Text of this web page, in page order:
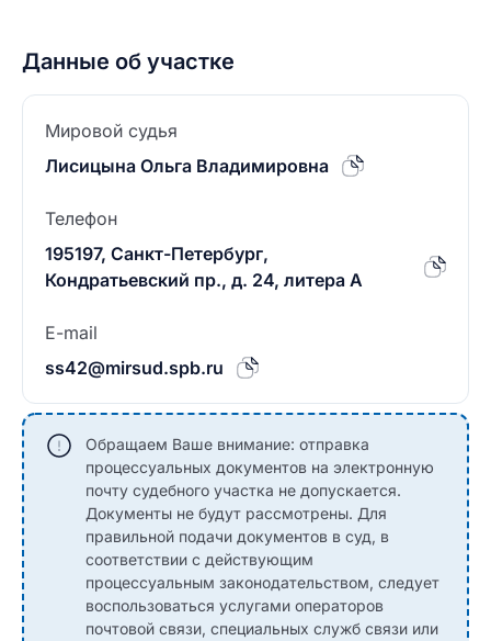
Данные об участке
Мировой судья
Лисицына Ольга Владимировна
Телефон
195197, Санкт-Петербург,
Кондратьевский пр., д. 24, литера А
E-mail
ss42@mirsud.spb.ru
Обращаем Ваше внимание: отправка
процессуальных документов на электронную
почту судебного участка не допускается.
Документы не будут рассмотрены. Для
правильной подачи документов в суд, в
соответствии с действующим
процессуальным законодательством, следует
воспользоваться услугами операторов
почтовой связи, специальных служб связи или